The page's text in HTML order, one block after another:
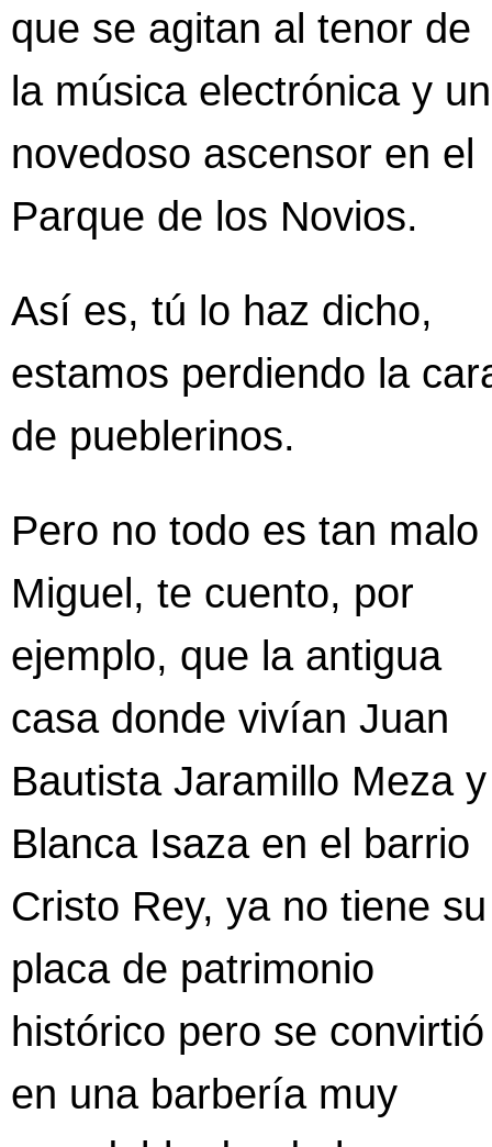
que se agitan al tenor de
la música electrónica y un
novedoso ascensor en el
Parque de los Novios.
Así es, tú lo haz dicho,
estamos perdiendo la
de pueblerinos.
Pero no todo es tan malo
Miguel, te cuento, por
ejemplo, que la antigua
casa donde vivían Juan
Bautista Jaramillo Meza y
Blanca Isaza en el barrio
Cristo Rey, ya no tiene su
placa de patrimonio
histórico pero se convirtió
en una barbería muy